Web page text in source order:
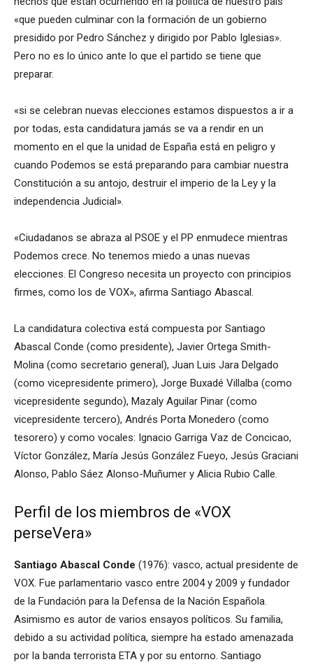
«que pueden culminar con la formación de un gobierno
presidido por Pedro Sánchez y dirigido por Pablo Iglesias».
Pero no es lo único ante lo que el partido se tiene que
preparar.
«si se celebran nuevas elecciones estamos dispuestos a ir a
por todas, esta candidatura jamás se va a rendir en un
momento en el que la unidad de España está en peligro y
cuando Podemos se está preparando para cambiar nuestra
Constitución a su antojo, destruir el imperio de la Ley y la
independencia Judicial».
«Ciudadanos se abraza al PSOE y el PP enmudece mientras
Podemos crece. No tenemos miedo a unas nuevas
elecciones. El Congreso necesita un proyecto con principios
firmes, como los de VOX», afirma Santiago Abascal.
La candidatura colectiva está compuesta por Santiago
Abascal Conde (como presidente), Javier Ortega Smith-
Molina (como secretario general), Juan Luis Jara Delgado
(como vicepresidente primero), Jorge Buxadé Villalba (como
vicepresidente segundo), Mazaly Aguilar Pinar (como
vicepresidente tercero), Andrés Porta Monedero (como
tesorero) y como vocales: Ignacio Garriga Vaz de Concicao,
Víctor González, María Jesús González Fueyo, Jesús Graciani
Alonso, Pablo Sáez Alonso-Muñumer y Alicia Rubio Calle.
Perfil de los miembros de «VOX
perseVera»
Santiago Abascal Conde (1976): vasco, actual presidente de
VOX. Fue parlamentario vasco entre 2004 y 2009 y fundador
de la Fundación para la Defensa de la Nación Española.
Asimismo es autor de varios ensayos políticos. Su familia,
debido a su actividad política, siempre ha estado amenazada
por la banda terrorista ETA y por su entorno. Santiago